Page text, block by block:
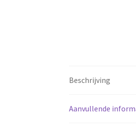
Beschrijving
Aanvullende